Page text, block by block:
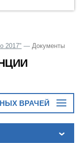
2017"
Документы
ВРАЧЕЙ